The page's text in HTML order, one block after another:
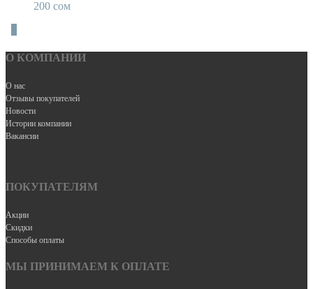
200 сом
О КОМПАНИИ
О нас
Отзывы покупателей
Новости
Истории компании
Вакансии
ПОКУПАТЕЛЯМ
Акции
Скидки
Способы оплаты
МЫ ПРИНИМАЕМ К ОПЛАТЕ